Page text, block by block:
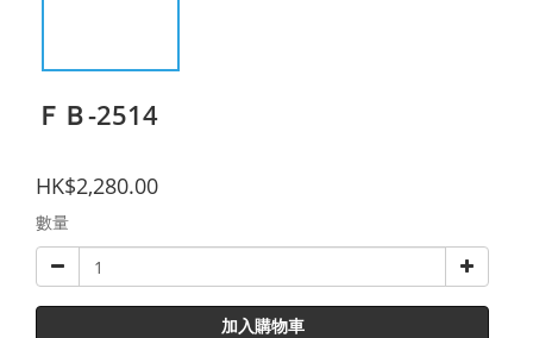
ＦＢ-2514
HK$2,280.00
數量
加入購物車